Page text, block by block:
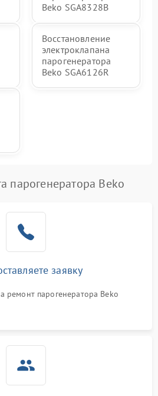
Beko SGA8328B
Восстановление
электроклапана
парогенератора
Beko SGA6126R
парогенератора Beko
заявку
ремонт парогенератора Beko